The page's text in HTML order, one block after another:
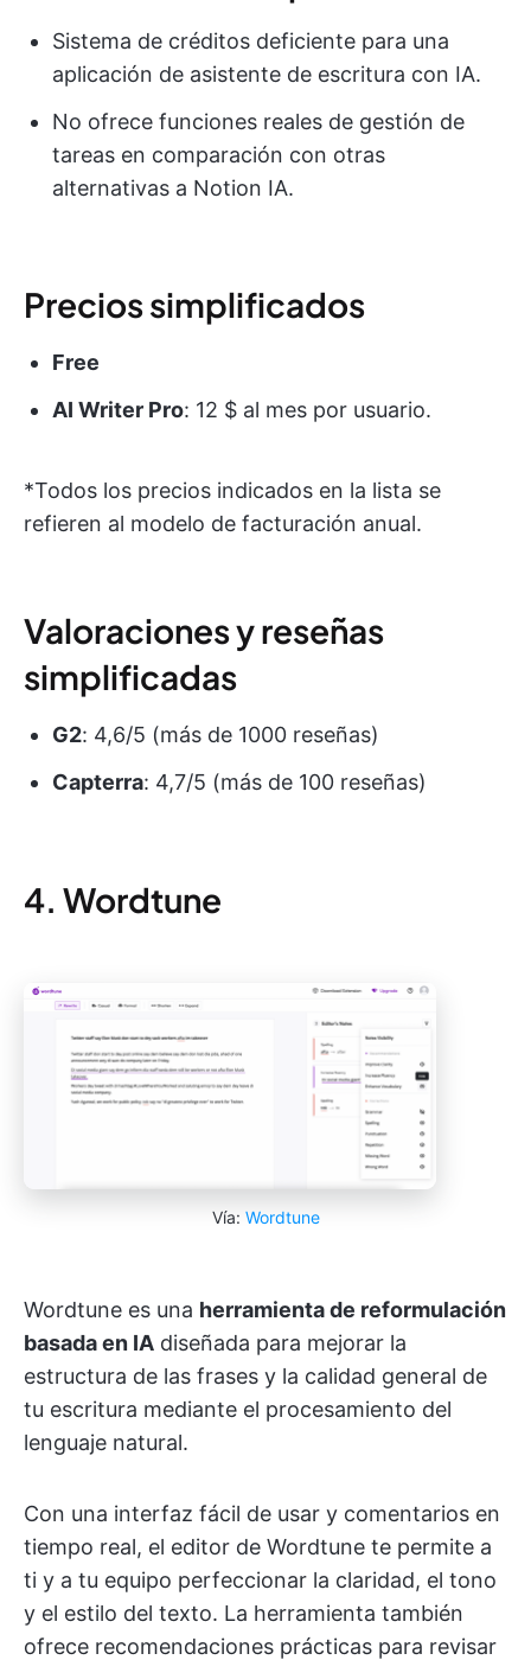
Sistema de créditos deficiente para una
aplicación de asistente de escritura con IA.
No ofrece funciones reales de gestión de
tareas en comparación con otras
alternativas a Notion IA.
Precios simplificados
Free
AI Writer Pro: 12 $ al mes por usuario.
*Todos los precios indicados en la lista se
refieren al modelo de facturación anual.
Valoraciones y reseñas
simplificadas
G2: 4,6/5 (más de 1000 reseñas)
Capterra: 4,7/5 (más de 100 reseñas)
4. Wordtune
Vía: Wordtune
Wordtune es una herramienta de reformulación
basada en IA diseñada para mejorar la
estructura de las frases y la calidad general de
tu escritura mediante el procesamiento del
lenguaje natural.
Con una interfaz fácil de usar y comentarios en
tiempo real, el editor de Wordtune te permite a
ti y a tu equipo perfeccionar la claridad, el tono
y el estilo del texto. La herramienta también
ofrece recomendaciones prácticas para revisar